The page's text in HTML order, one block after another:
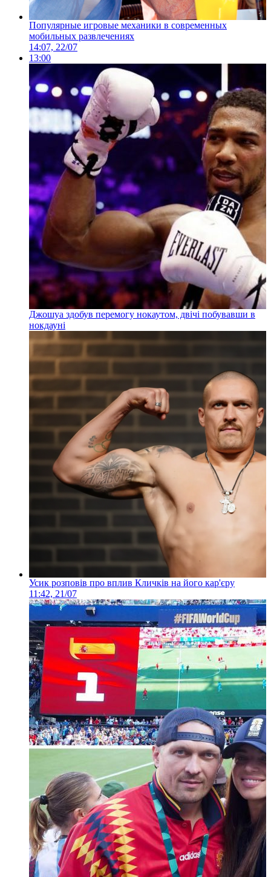
Популярные игровые механики в современных
мобильных развлечениях
14:07, 22/07
13:00
Джошуа здобув перемогу нокаутом, двічі побувавши в
нокдауні
Усик розповів про вплив Кличків на його кар'єру
11:42, 21/07